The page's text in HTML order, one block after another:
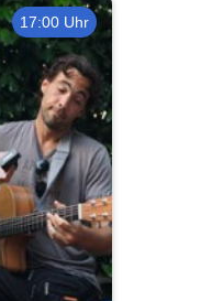
17:00 Uhr